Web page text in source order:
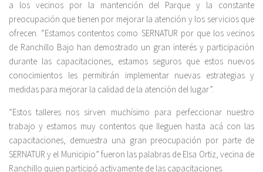
a los vecinos por la mantención del Parque y la constante
preocupación que tienen por mejorar la atención y los servicios que
ofrecen. “Estamos contentos como SERNATUR por que los vecinos
de Ranchillo Bajo han demostrado un gran interés y participación
durante las capacitaciones, estamos seguros que estos nuevos
conocimientos les permitirán implementar nuevas estrategias y
medidas para mejorar la calidad de la atención del lugar”.
“Estos talleres nos sirven muchísimo para perfeccionar nuestro
trabajo y estamos muy contentos que lleguen hasta acá con las
capacitaciones, demuestra una gran preocupación por parte de
SERNATUR y el Municipio” fueron las palabras de Elsa Ortiz, vecina de
Ranchillo quien participó activamente de las capacitaciones.